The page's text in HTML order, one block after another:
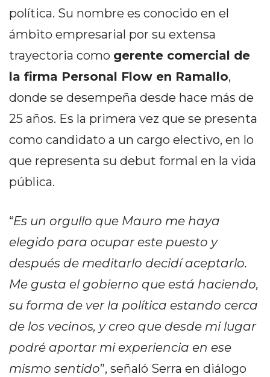
WHATSAPP: LA GUÍA
DEFINITIVA PARA
RESTAURANTES Y
DELIVERIES
CÓMO ORGANIZAR LOS
PEDIDOS DE DELIVERY
SE TE PIERDA NINGUNO
AYUDA
TÉRMINOS
Y
CONDICIONES
DE
PRIVACIDAD
MAPA
política. Su nombre es conocido en el
ámbito empresarial por su extensa
trayectoria como gerente comercial de
la firma Personal Flow en Ramallo,
donde se desempeña desde hace más de
25 años. Es la primera vez que se presenta
como candidato a un cargo electivo, en lo
que representa su debut formal en la vida
pública.
“Es un orgullo que Mauro me haya
elegido para ocupar este puesto y
después de meditarlo decidí aceptarlo.
Me gusta el gobierno que está haciendo,
su forma de ver la política estando cerca
de los vecinos, y creo que desde mi lugar
podré aportar mi experiencia en ese
mismo sentido”, señaló Serra en diálogo